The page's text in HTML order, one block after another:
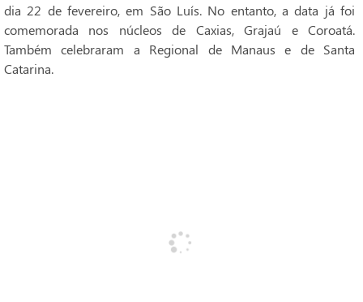
dia 22 de fevereiro, em São Luís. No entanto, a data já foi
comemorada nos núcleos de Caxias, Grajaú e Coroatá.
Também celebraram a Regional de Manaus e de Santa
Catarina.